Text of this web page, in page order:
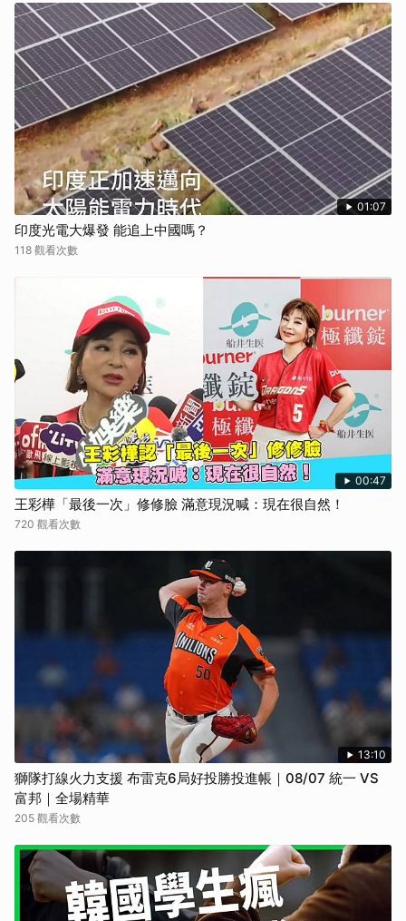
01:07
印度光電大爆發 能追上中國嗎？
118 觀看次數
00:47
王彩樺「最後一次」修修臉 滿意現況喊：現在很自然！
720 觀看次數
13:10
獅隊打線火力支援 布雷克6局好投勝投進帳｜08/07 統一 VS
富邦｜全場精華
205 觀看次數